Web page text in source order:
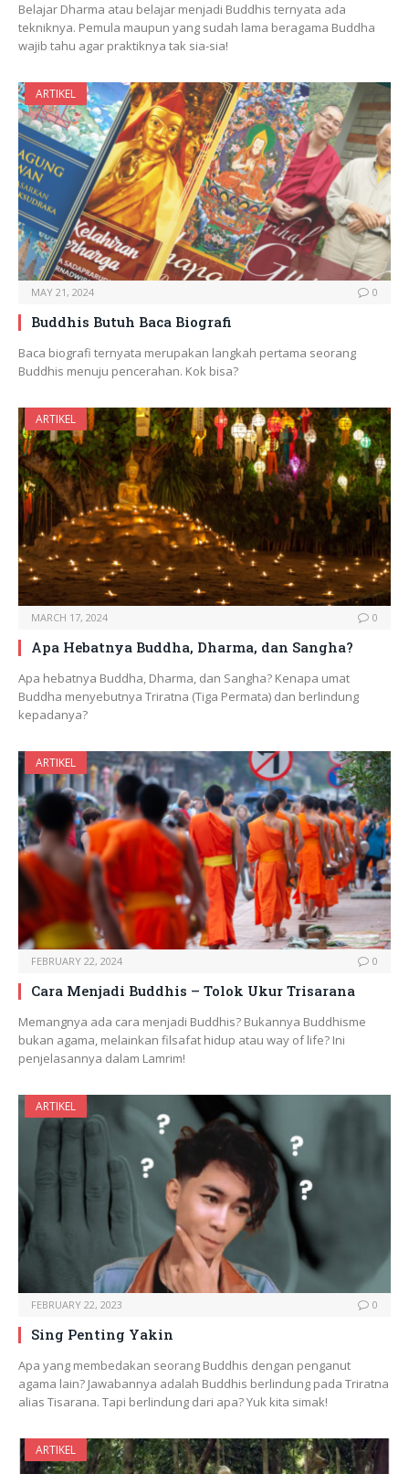
Belajar Dharma atau belajar menjadi Buddhis ternyata ada
tekniknya. Pemula maupun yang sudah lama beragama Buddha
wajib tahu agar praktiknya tak sia-sia!
ARTIKEL
MAY 21, 2024 0
Buddhis Butuh Baca Biografi
Baca biografi ternyata merupakan langkah pertama seorang
Buddhis menuju pencerahan. Kok bisa?
ARTIKEL
MARCH 17, 2024 0
Apa Hebatnya Buddha, Dharma, dan Sangha?
Apa hebatnya Buddha, Dharma, dan Sangha? Kenapa umat
Buddha menyebutnya Triratna (Tiga Permata) dan berlindung
kepadanya?
ARTIKEL
FEBRUARY 22, 2024 0
Cara Menjadi Buddhis – Tolok Ukur Trisarana
Memangnya ada cara menjadi Buddhis? Bukannya Buddhisme
bukan agama, melainkan filsafat hidup atau way of life? Ini
penjelasannya dalam Lamrim!
ARTIKEL
FEBRUARY 22, 2023 0
Sing Penting Yakin
Apa yang membedakan seorang Buddhis dengan penganut
agama lain? Jawabannya adalah Buddhis berlindung pada Triratna
alias Tisarana. Tapi berlindung dari apa? Yuk kita simak!
ARTIKEL